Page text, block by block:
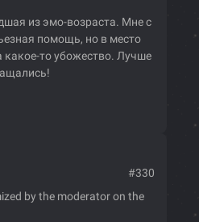
из эмо-возраста. Мне с
помощь, но в место
какое-то убожество. Лучше
#330
by the moderator on the